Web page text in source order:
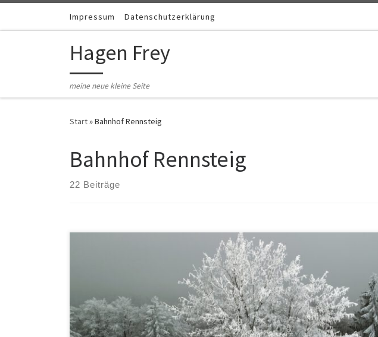
Zum Inhalt springenImpressum Datenschutzerklärung
Hagen Frey
meine neue kleine Seite
Start»Bahnhof Rennsteig
Bahnhof Rennsteig
22 Beiträge
Der Wintereinbruch letzte Woche brachte den Thüringer Mittelgebirgen eine
brauchbare Menge Schnee für den Wintersport. Am Wochenende 20./21.01.2024 waren
51 von 213 Langlaufstrecken und 47 von 77 Winterwanderwegen präpariert. Um die